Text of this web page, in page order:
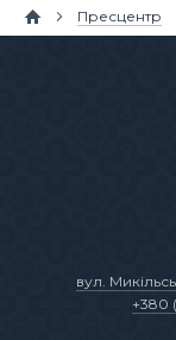
Пресцентр
вул.
+380